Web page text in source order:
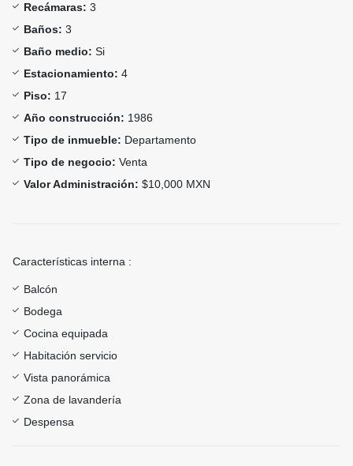
Recámaras: 3
Baños: 3
Baño medio: Si
Estacionamiento: 4
Piso: 17
Año construcción: 1986
Tipo de inmueble: Departamento
Tipo de negocio: Venta
Valor Administración: $10,000 MXN
Características interna :
Balcón
Bodega
Cocina equipada
Habitación servicio
Vista panorámica
Zona de lavandería
Despensa